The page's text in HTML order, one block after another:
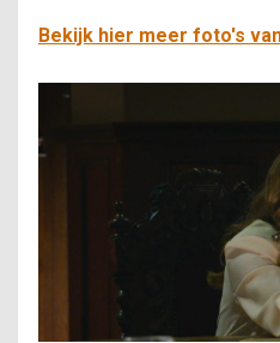
Bekijk hier meer foto's van